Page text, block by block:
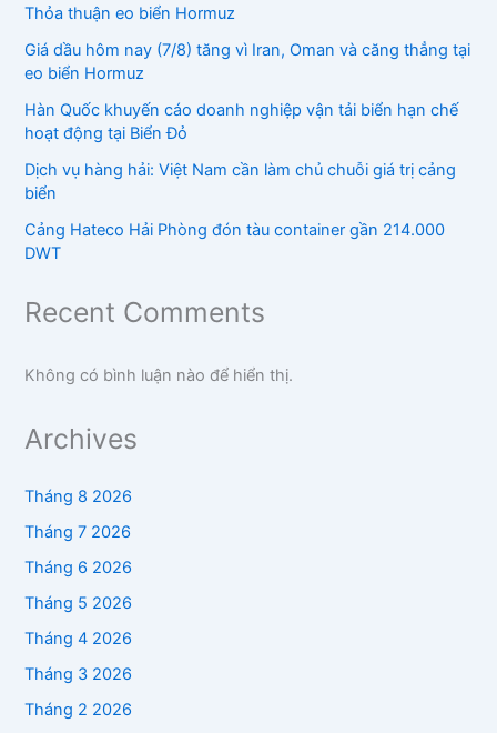
Thỏa thuận eo biển Hormuz
Giá dầu hôm nay (7/8) tăng vì Iran, Oman và căng thẳng tại
eo biển Hormuz
Hàn Quốc khuyến cáo doanh nghiệp vận tải biển hạn chế
hoạt động tại Biển Đỏ
Dịch vụ hàng hải: Việt Nam cần làm chủ chuỗi giá trị cảng
biển
Cảng Hateco Hải Phòng đón tàu container gần 214.000
DWT
Recent Comments
Không có bình luận nào để hiển thị.
Archives
Tháng 8 2026
Tháng 7 2026
Tháng 6 2026
Tháng 5 2026
Tháng 4 2026
Tháng 3 2026
Tháng 2 2026